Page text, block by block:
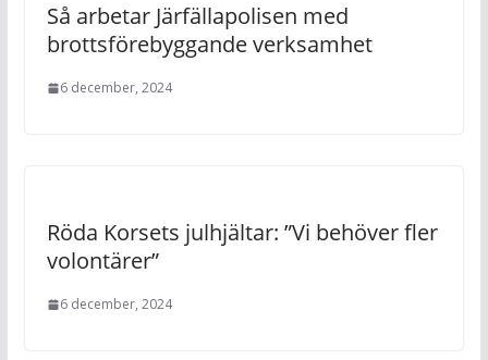
Så arbetar Järfällapolisen med
brottsförebyggande verksamhet
6 december, 2024
Röda Korsets julhjältar: ”Vi behöver fler
volontärer”
6 december, 2024